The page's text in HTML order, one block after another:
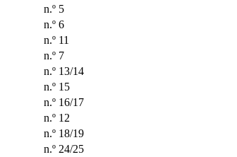
n.º 5
n.º 6
n.º 11
n.º 7
n.º 13/14
n.º 15
n.º 16/17
n.º 12
n.º 18/19
n.º 24/25